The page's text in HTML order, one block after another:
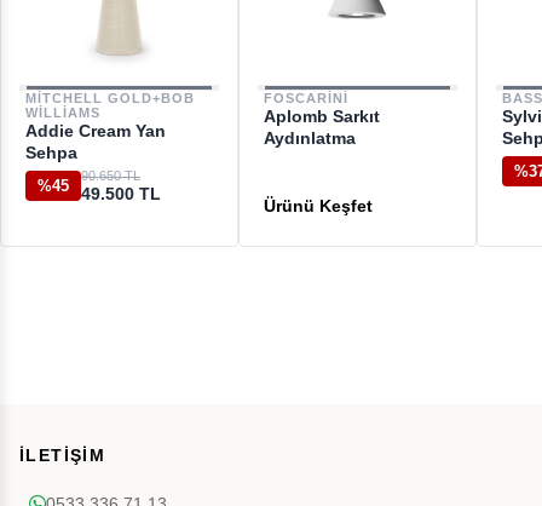
MITCHELL GOLD+BOB
WILLIAMS
Addie Cream Yan
Sehpa
%45
90.650 TL
49.500 TL
FOSCARINI
Aplomb Sarkıt
Aydınlatma
İLETİŞİM